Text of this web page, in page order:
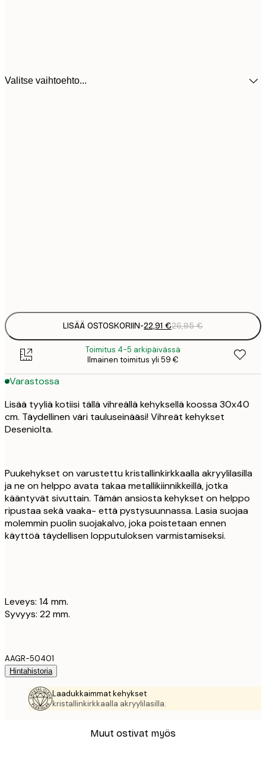
Valitse vaihtoehto...
LISÄÄ OSTOSKORIIN-22,91 €26,95 €
Toimitus 4-5 arkipäivässä
Ilmainen toimitus yli 59 €
Varastossa
Lisää tyyliä kotiisi tällä vihreällä kehyksellä koossa 30x40
cm. Täydellinen väri tauluseinääsi! Vihreät kehykset
Deseniolta.
Puukehykset on varustettu kristallinkirkkaalla akryylilasilla
ja ne on helppo avata takaa metallikiinnikkeillä, jotka
kääntyvät sivuttain. Tämän ansiosta kehykset on helppo
ripustaa sekä vaaka- että pystysuunnassa. Lasia suojaa
molemmin puolin suojakalvo, joka poistetaan ennen
käyttöä täydellisen lopputuloksen varmistamiseksi.
Leveys: 14 mm.
Syvyys: 22 mm.
AAGR-50401
Hintahistoria
Laadukkaimmat kehykset
kristallinkirkkaalla akryylilasilla.
Muut ostivat myös